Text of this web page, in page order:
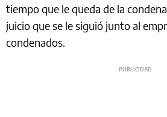
tiempo que le queda de la
juicio que se le siguió junto al
condenados.